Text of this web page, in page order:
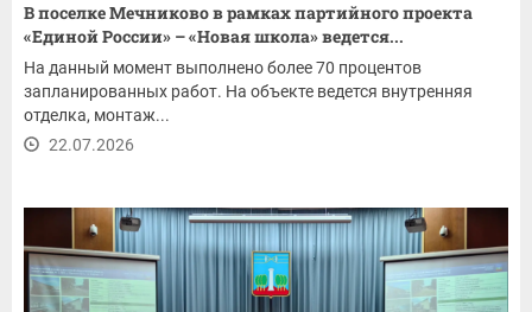
В поселке Мечниково в рамках партийного проекта
«Единой России» – «Новая школа» ведется...
На данный момент выполнено более 70 процентов
запланированных работ. На объекте ведется внутренняя
отделка, монтаж...
22.07.2026